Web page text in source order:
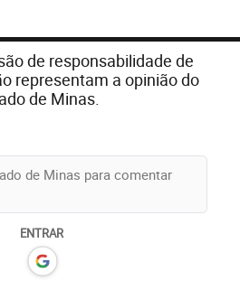
de responsabilidade de
representam a opinião do
de Minas.
ENTRAR